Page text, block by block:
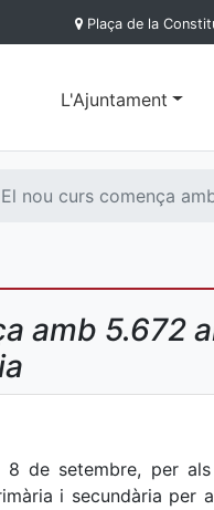
Plaça de la
L'Ajuntament
El nou curs comença
amb 5.672
de setembre, per als
i secundària per